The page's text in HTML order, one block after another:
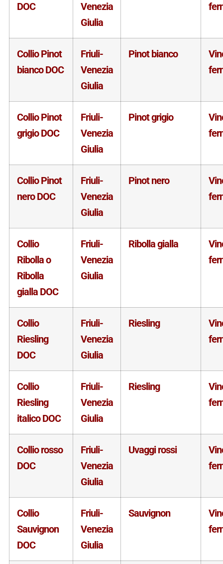
DOC
Venezia
Giulia
Collio Pinot
bianco DOC
Friuli-
Venezia
Giulia
Pinot bianco
Collio Pinot
grigio DOC
Friuli-
Venezia
Giulia
Pinot grigio
Collio Pinot
nero DOC
Friuli-
Venezia
Giulia
Pinot nero
Collio
Ribolla o
Ribolla
gialla DOC
Friuli-
Venezia
Giulia
Ribolla gialla
Collio
Riesling
DOC
Friuli-
Venezia
Giulia
Riesling
Collio
Riesling
italico DOC
Friuli-
Venezia
Giulia
Riesling
Collio rosso
DOC
Friuli-
Venezia
Giulia
Uvaggi rossi
Collio
Sauvignon
DOC
Friuli-
Venezia
Giulia
Sauvignon